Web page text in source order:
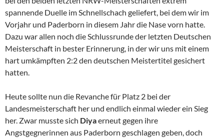
spannende Duelle im Schnellschach geliefert, bei dem wir im
Vorjahr und Paderborn in diesem Jahr die Nase vorn hatte.
Dazu war allen noch die Schlussrunde der letzten Deutschen
Meisterschaft in bester Erinnerung, in der wir uns mit einem
hart umkämpften 2:2 den deutschen Meistertitel gesichert
hatten.
Heute sollte nun die Revanche für Platz 2 bei der
Landesmeisterschaft her und endlich einmal wieder ein Sieg
her. Zwar musste sich Diyaerneut gegen ihre
Angstgegnerinnen aus Paderborn geschlagen geben, doch